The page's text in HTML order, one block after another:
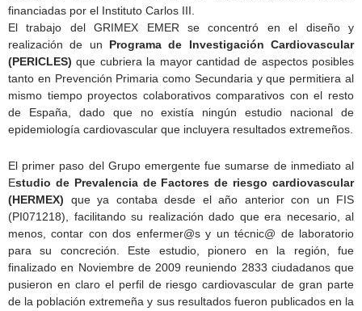
financiadas por el Instituto Carlos III.
El trabajo del GRIMEX EMER se concentró en el diseño y
realización de un Programa de Investigación Cardiovascular
(PERICLES) que cubriera la mayor cantidad de aspectos posibles
tanto en Prevención Primaria como Secundaria y que permitiera al
mismo tiempo proyectos colaborativos comparativos con el resto
de España, dado que no existía ningún estudio nacional de
epidemiología cardiovascular que incluyera resultados extremeños.
El primer paso del Grupo emergente fue sumarse de inmediato al
Estudio de Prevalencia de Factores de riesgo cardiovascular
(HERMEX) que ya contaba desde el año anterior con un FIS
(PI071218), facilitando su realización dado que era necesario, al
menos, contar con dos enfermer@s y un técnic@ de laboratorio
para su concreción. Este estudio, pionero en la región, fue
finalizado en Noviembre de 2009 reuniendo 2833 ciudadanos que
pusieron en claro el perfil de riesgo cardiovascular de gran parte
de la población extremeña y sus resultados fueron publicados en la